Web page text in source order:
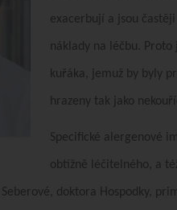
exacerbují a jsou
náklady na léčbu.
kuřáka, jemuž by byly
hrazeny tak jako
Specifické alergenové
obtížně léčitelného, a
doktora Hospodky,